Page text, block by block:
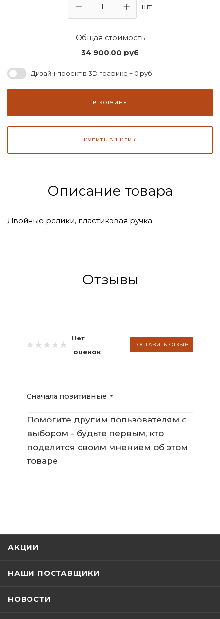
шт
Общая стоимость
34 900,00 руб
Дизайн-проект в 3D графике + 0 руб.
В КОРЗИНУ
КУПИТЬ В 1 КЛИК
Описание товара
Двойные ролики, пластиковая ручка
Отзывы
Нет
оценок
ОСТАВИТЬ ОТЗЫВ
Сначала позитивные
Помогите другим пользователям с
выбором - будьте первым, кто
поделится своим мнением об этом
товаре
АКЦИИ
НАШИ ПОСТАВЩИКИ
НОВОСТИ